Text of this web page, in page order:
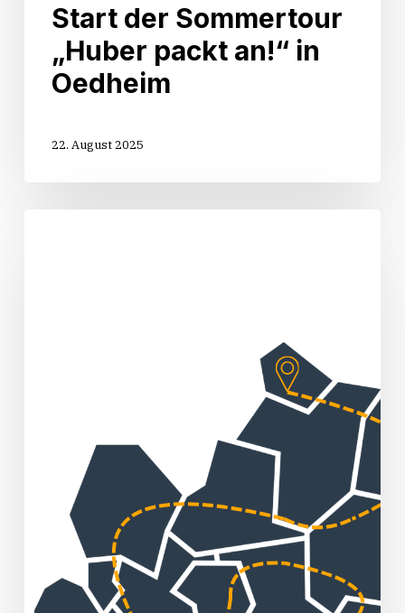
Start der Sommertour
„Huber packt an!“ in
Oedheim
22. August 2025